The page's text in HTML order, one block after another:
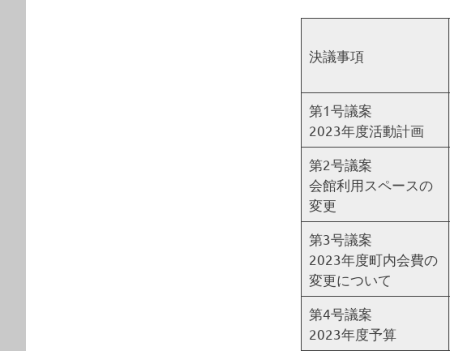
決議事項
第1号議案
2023年度活動計画
第2号議案
会館利用スペースの
変更
第3号議案
2023年度町内会費の
変更について
第4号議案
2023年度予算